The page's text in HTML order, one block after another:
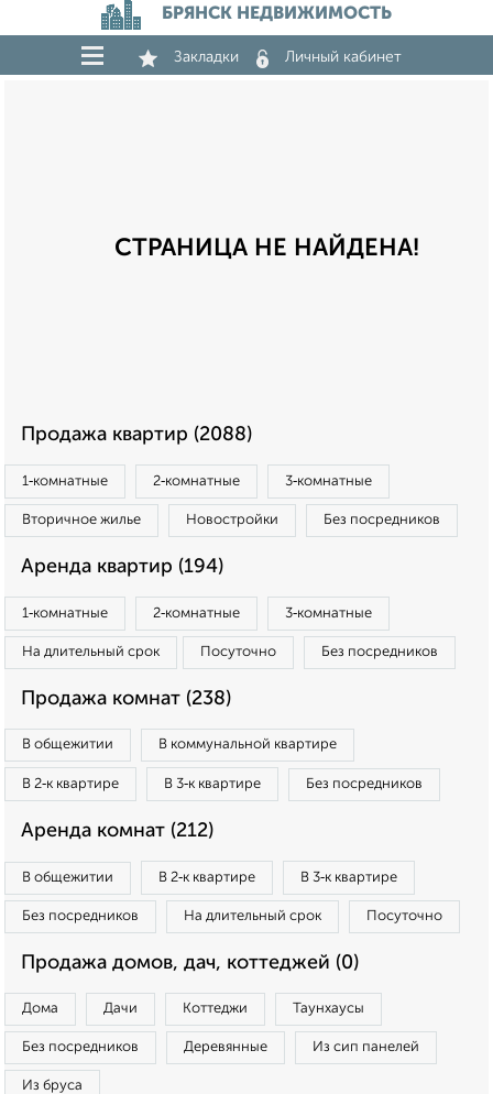
БРЯНСК НЕДВИЖИМОСТЬ
Закладки Личный кабинет
СТРАНИЦА НЕ НАЙДЕНА!
Продажа квартир (2088)
1‑комнатные 2‑комнатные 3‑комнатные
Вторичное жилье Новостройки Без посредников
Аренда квартир (194)
1‑комнатные 2‑комнатные 3‑комнатные
На длительный срок Посуточно Без посредников
Продажа комнат (238)
В общежитии В коммунальной квартире
В 2‑к квартире В 3‑к квартире Без посредников
Аренда комнат (212)
В общежитии В 2‑к квартире В 3‑к квартире
Без посредников На длительный срок Посуточно
Продажа домов, дач, коттеджей (0)
Дома Дачи Коттеджи Таунхаусы
Без посредников Деревянные Из сип панелей
Из бруса